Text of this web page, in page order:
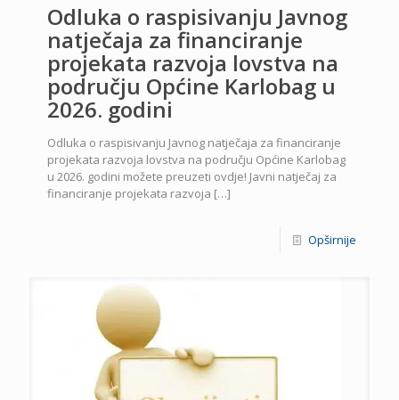
Odluka o raspisivanju Javnog
natječaja za financiranje
projekata razvoja lovstva na
području Općine Karlobag u
2026. godini
Odluka o raspisivanju Javnog natječaja za financiranje
projekata razvoja lovstva na području Općine Karlobag
u 2026. godini možete preuzeti ovdje! Javni natječaj za
financiranje projekata razvoja […]
Opširnije